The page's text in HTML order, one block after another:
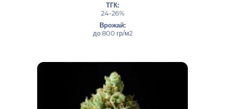
ТГК:
24-26%
Врожай:
до 800 гр/м2